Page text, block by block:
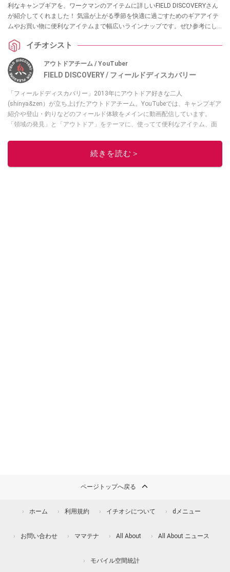
利なキャンプギアを、ワークマンのアイテムに詳しいFIELD DISCOVERYさん
が紹介してくれました！ 気温が上がる季節を快適に過ごすためのギアアイテ
ムやお買い物に便利なアイテムまで幅広いラインナップです。ぜひ参考にし
イチオシスト
アウトドアチーム / YouTuber
FIELD DISCOVERY / フィールドディスカバリー
「フィールドディスカバリー」2013年にアウトドア好きな二人
(shinya&zen）が立ち上げたアウトドアチーム。YouTubeでは、キャンプギア
紹介や登山・釣りなどのフィールド体験をメインに動画配信しています。
「領域の発見」と「アウトドア」をテーマに、使ってて便利なアイテム、面
・YouTubeチャンネルは
続きを読む＞
ページトップへ戻る
ホーム 利用規約 イチオシについて dメニュー
お問い合わせ ママテナ All About All About ニュース
モバイル空間統計